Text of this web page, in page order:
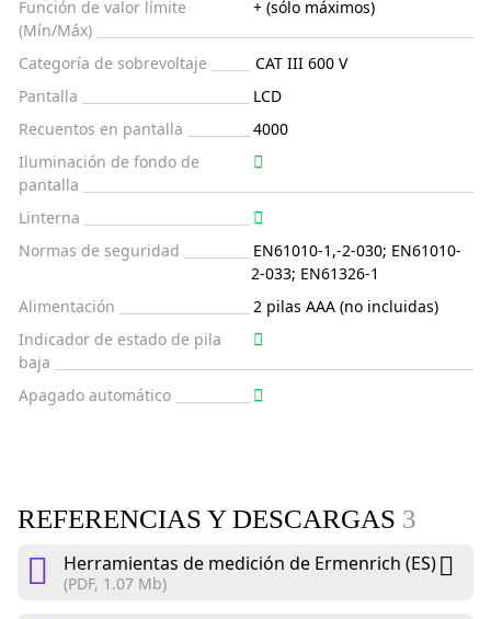
Función de valor límite
(Mín/Máx)
+ (sólo máximos)
Categoría de sobrevoltaje
CAT III 600 V
Pantalla
LCD
Recuentos en pantalla
4000
Iluminación de fondo de
pantalla
Linterna
Normas de seguridad
EN61010-1,-2-030; EN61010-
2-033; EN61326-1
Alimentación
2 pilas AAA (no incluidas)
Indicador de estado de pila
baja
Apagado automático
REFERENCIAS Y DESCARGAS 3
Herramientas de medición de Ermenrich (ES)
(PDF, 1.07 Mb)